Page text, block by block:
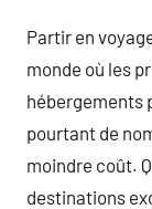
Partir en
monde où les
hébergements
pourtant de
moindre coût.
destinations